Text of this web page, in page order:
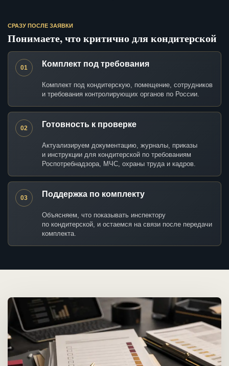
СРАЗУ ПОСЛЕ ЗАЯВКИ
Понимаете, что критично для кондитерской
01 Комплект под требования
Комплект под кондитерскую, помещение, сотрудников
и требования контролирующих органов по России.
02 Готовность к проверке
Актуализируем документацию, журналы, приказы
и инструкции для кондитерской по требованиям
Роспотребнадзора, МЧС, охраны труда и кадров.
03 Поддержка по комплекту
Объясняем, что показывать инспектору
по кондитерской, и остаемся на связи после передачи
комплекта.